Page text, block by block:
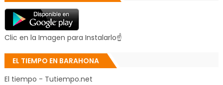
Clic en la Imagen para Instalarlo☝
EL TIEMPO EN BARAHONA
El tiempo - Tutiempo.net